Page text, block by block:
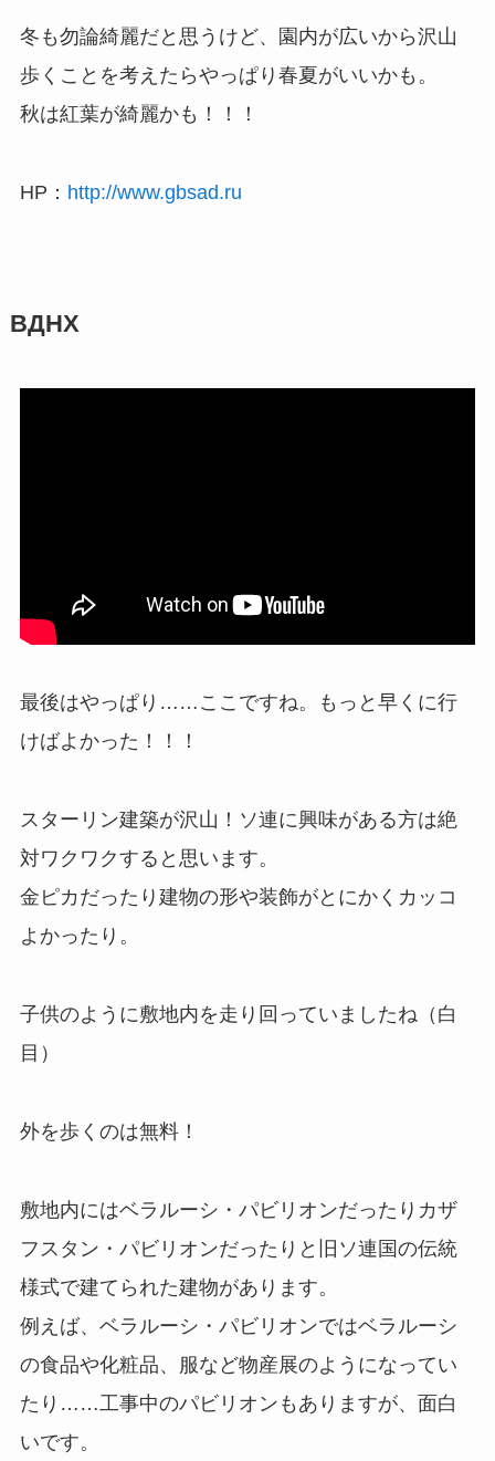
冬も勿論綺麗だと思うけど、園内が広いから沢山
歩くことを考えたらやっぱり春夏がいいかも。
秋は紅葉が綺麗かも！！！
HP： http://www.gbsad.ru
ВДНХ
最後はやっぱり……ここですね。もっと早くに行
けばよかった！！！
スターリン建築が沢山！ソ連に興味がある方は絶
対ワクワクすると思います。
金ピカだったり建物の形や装飾がとにかくカッコ
よかったり。
子供のように敷地内を走り回っていましたね（白
目）
外を歩くのは無料！
敷地内にはベラルーシ・パビリオンだったりカザ
フスタン・パビリオンだったりと旧ソ連国の伝統
様式で建てられた建物があります。
例えば、ベラルーシ・パビリオンではベラルーシ
の食品や化粧品、服など物産展のようになってい
たり……工事中のパビリオンもありますが、面白
いです。